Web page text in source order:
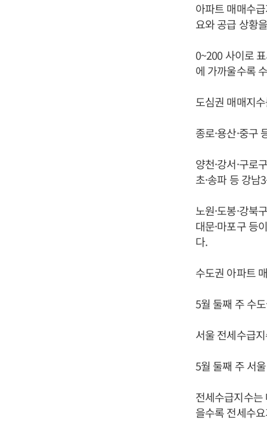
아파트 매매수
요와 공급 상황
0~200 사이로
에 가까울수록
도심권 매매지
종로·용산·중
양천·강서·구로
초·송파 등 강
노원·도봉·강북
대문·마포구 등
다.
수도권 아파트
5월 둘째 주 수
서울 전세수급
5월 둘째 주 서
전세수급지수
을수록 전세수